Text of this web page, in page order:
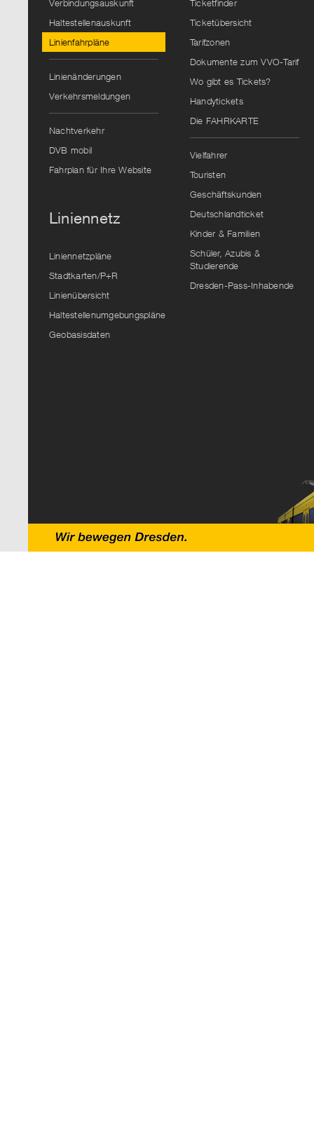
Verbindungsauskunft
Haltestellenauskunft
Linienfahrpläne
Linienänderungen
Verkehrsmeldungen
Nachtverkehr
DVB mobil
Fahrplan für Ihre Website
Liniennetz
Liniennetzpläne
Stadtkarten/P+R
Linienübersicht
Haltestellenumgebungspläne
Geobasisdaten
Ticketfinder
Ticketübersicht
Tarifzonen
Dokumente zum VVO-Tarif
Wo gibt es Tickets?
Handytickets
Die FAHRKARTE
Vielfahrer
Touristen
Geschäftskunden
Deutschlandticket
Kinder & Familien
Schüler, Azubis &
Studierende
Dresden-Pass-Inhabende